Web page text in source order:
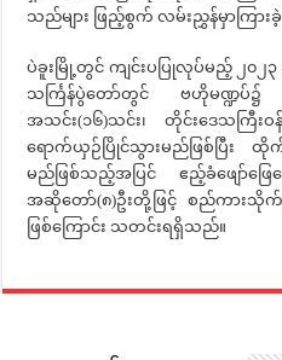
သည်များ ဖြည့်စွက် လမ်းညွှန်မှာကြား
ပဲခူးမြို့တွင် ကျင်းပပြုလုပ်မည့် ၂၀၂၃
သင်္ကြန်ပွဲတော်တွင် ဗဟိုမဏ္ဍပ်၌
အသင်း(၁၆)သင်း၊ တိုင်းဒေသကြီး
ရောက်ယှဉ်ပြိုင်သွားမည်ဖြစ်ပြီး
မည်ဖြစ်သည့်အပြင် ဧည့်ခံဖျော်ဖြေ
အဆိုတော်(၈)ဦးတို့ဖြင့် စည်ကားသို
ဖြစ်ကြောင်း သတင်းရရှိသည်။